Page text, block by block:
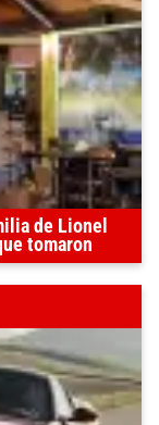
de Lionel
tomaron